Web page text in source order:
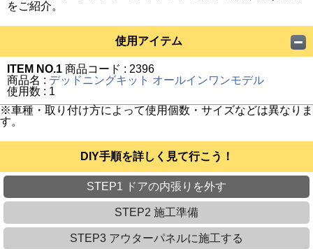
をご紹介。
使用アイテム
ITEM NO.1 商品コード : 2396
商品名 : デッドニングキット オールインワンモデル
使用数 : 1
※車種・取り付け方によって使用個数・サイズなどは異なりま
す。
DIY手順を詳しく見て行こう！
STEP1 ドアの内張りを外す
STEP2 施工準備
STEP3 アウターパネルに施工する